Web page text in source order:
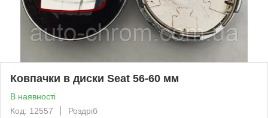
Ковпачки в диски Seat 56-60 мм
В наявності
Код: 12557
Роздріб